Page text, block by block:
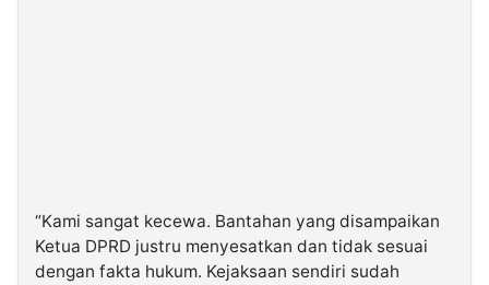
“Kami sangat kecewa. Bantahan yang disampaikan
Ketua DPRD justru menyesatkan dan tidak sesuai
dengan fakta hukum. Kejaksaan sendiri sudah